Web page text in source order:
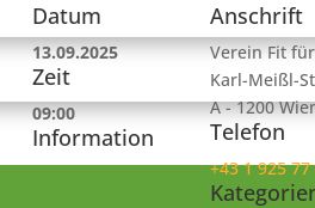
Datum
13.09.2025
Zeit
09:00
Information
Anschrift
Verein Fit
Karl-Meißl-
A - 1200
Telefon
+43 1 925 77